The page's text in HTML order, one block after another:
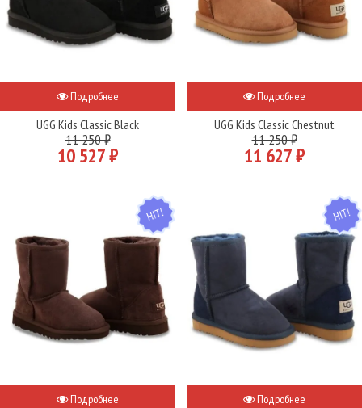
Подробнее
UGG Kids Classic Black
11 250 ₽
10 527 ₽
Подробнее
UGG Kids Classic Chestnut
11 250 ₽
11 627 ₽
HIT
Подробнее
HIT
Подробнее